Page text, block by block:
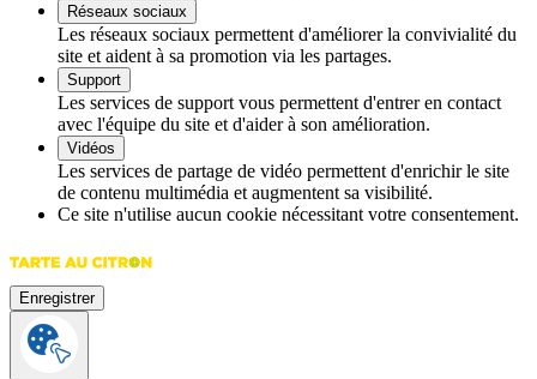
Réseaux sociaux
Les réseaux sociaux permettent d'améliorer la convivialité du
site et aident à sa promotion via les partages.
Support
Les services de support vous permettent d'entrer en contact
avec l'équipe du site et d'aider à son amélioration.
Vidéos
Les services de partage de vidéo permettent d'enrichir le site
de contenu multimédia et augmentent sa visibilité.
Ce site n'utilise aucun cookie nécessitant votre consentement.
Enregistrer